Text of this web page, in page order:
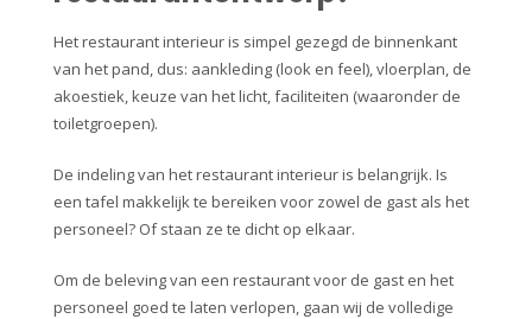
Het restaurant interieur is simpel gezegd de binnenkant
van het pand, dus: aankleding (look en feel), vloerplan, de
akoestiek, keuze van het licht, faciliteiten (waaronder de
toiletgroepen).
De indeling van het restaurant interieur is belangrijk. Is
een tafel makkelijk te bereiken voor zowel de gast als het
personeel? Of staan ze te dicht op elkaar.
Om de beleving van een restaurant voor de gast en het
personeel goed te laten verlopen, gaan wij de volledige